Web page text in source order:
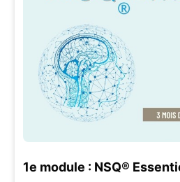
1e module : NSQ®